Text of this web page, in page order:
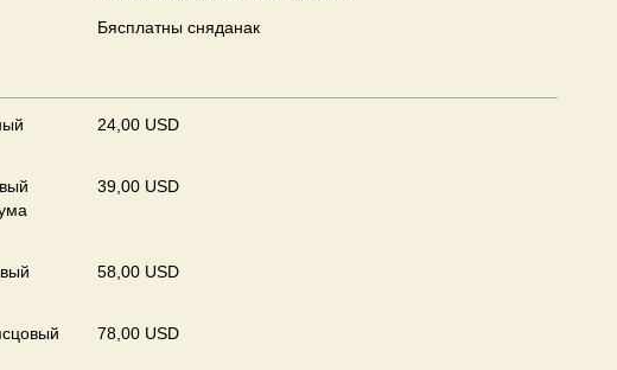
Бясплатны сняданак
24,00 USD
39,00 USD
58,00 USD
78,00 USD